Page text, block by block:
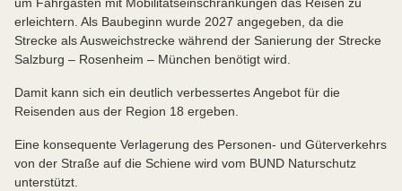
erleichtern. Als Baubeginn wurde 2027 angegeben, da die
Strecke als Ausweichstrecke während der Sanierung der Strecke
Salzburg – Rosenheim – München benötigt wird.
Damit kann sich ein deutlich verbessertes Angebot für die
Reisenden aus der Region 18 ergeben.
Eine konsequente Verlagerung des Personen- und Güterverkehrs
von der Straße auf die Schiene wird vom BUND Naturschutz
unterstützt.